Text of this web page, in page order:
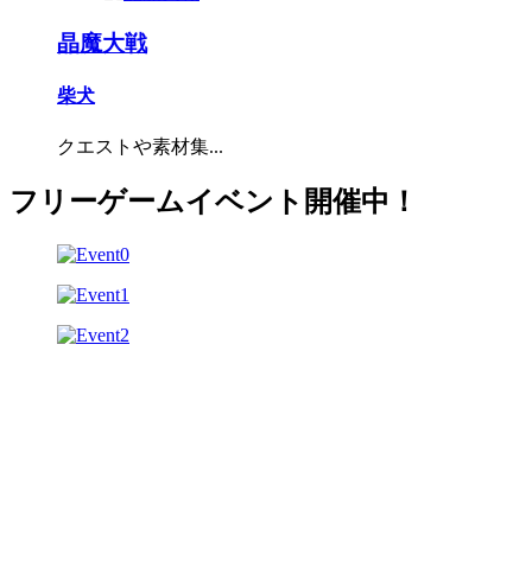
晶魔大戦
柴犬
クエストや素材集...
フリーゲームイベント開催中！